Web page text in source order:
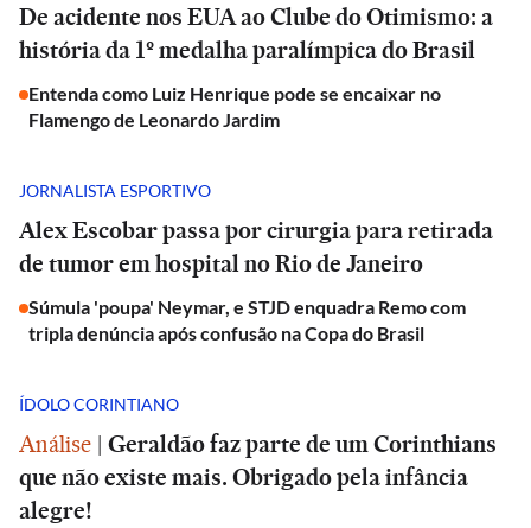
De acidente nos EUA ao Clube do Otimismo: a
história da 1º medalha paralímpica do Brasil
Entenda como Luiz Henrique pode se encaixar no
Flamengo de Leonardo Jardim
JORNALISTA ESPORTIVO
Alex Escobar passa por cirurgia para retirada
de tumor em hospital no Rio de Janeiro
Súmula 'poupa' Neymar, e STJD enquadra Remo com
tripla denúncia após confusão na Copa do Brasil
ÍDOLO CORINTIANO
Análise | Geraldão faz parte de um Corinthians
que não existe mais. Obrigado pela infância
alegre!